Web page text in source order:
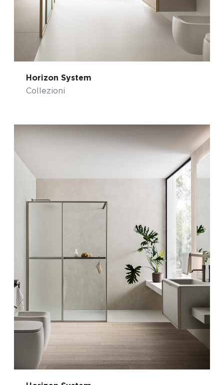
Horizon System
Collezioni